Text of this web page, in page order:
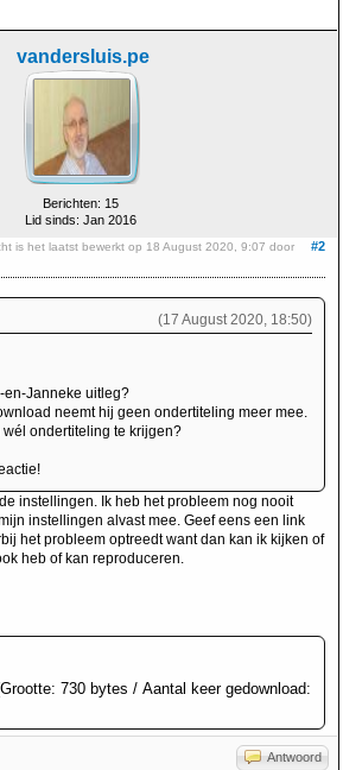
vandersluis.pe
Berichten: 15
Lid sinds: Jan 2016
#2
is het laatst bewerkt op 18 August 2020, 9:07 door
(17 August 2020, 18:50)
en-Janneke uitleg?
neemt hij geen ondertiteling meer mee.
ondertiteling te krijgen?
instellingen. Ik heb het probleem nog nooit
instellingen alvast mee. Geef eens een link
het probleem optreedt want dan kan ik kijken of
heb of kan reproduceren.
730 bytes / Aantal keer gedownload:
Antwoord